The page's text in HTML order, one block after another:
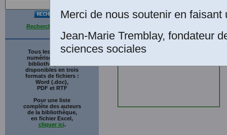
Recherche avancée
Tous les ouvrages
numérisés de cette
bibliothèque sont
disponibles en trois
formats de fichiers :
Word (.doc),
PDF et RTF
Pour une liste
complète des auteurs
de la bibliothèque,
en fichier Excel,
cliquer ici.
Merci de nous soutenir en faisant
Jean-Marie Tremblay, fondateur
sciences sociales